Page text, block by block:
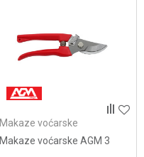
Makaze voćarske
Makaze voćarske AGM 3